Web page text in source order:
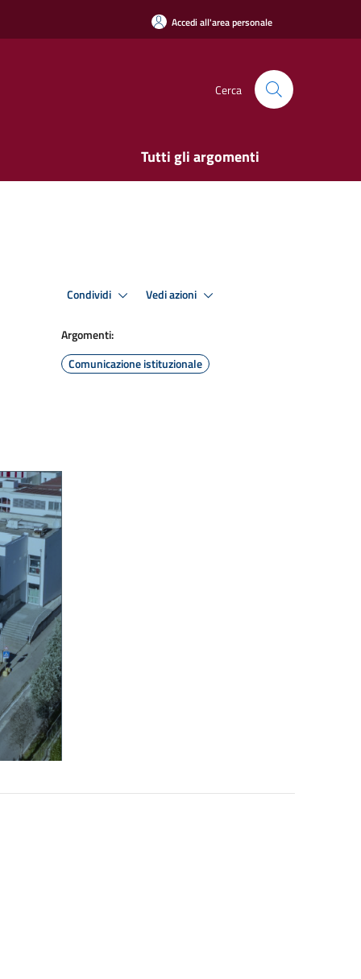
Accedi all'area personale
Cerca
Tutti gli argomenti
Condividi Vedi azioni
Argomenti:
Comunicazione istituzionale